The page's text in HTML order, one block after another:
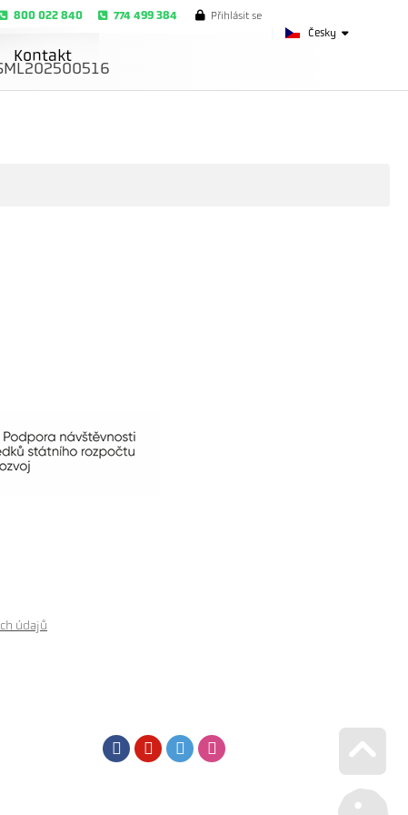
Česky
800 022 840 774 499 384 Přihlásit se
Kontakt
údajů
FacebookYoutubeTwitter
Go